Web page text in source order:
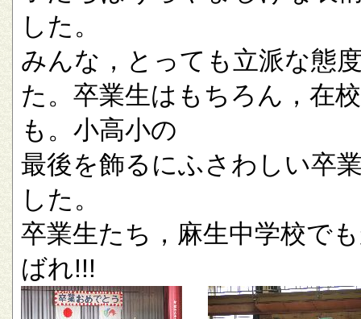
した。
みんな，とっても立派な態
た。卒業生はもちろん，在
も。小高小の
最後を飾るにふさわしい卒
した。
卒業生たち，麻生中学校で
ばれ!!!